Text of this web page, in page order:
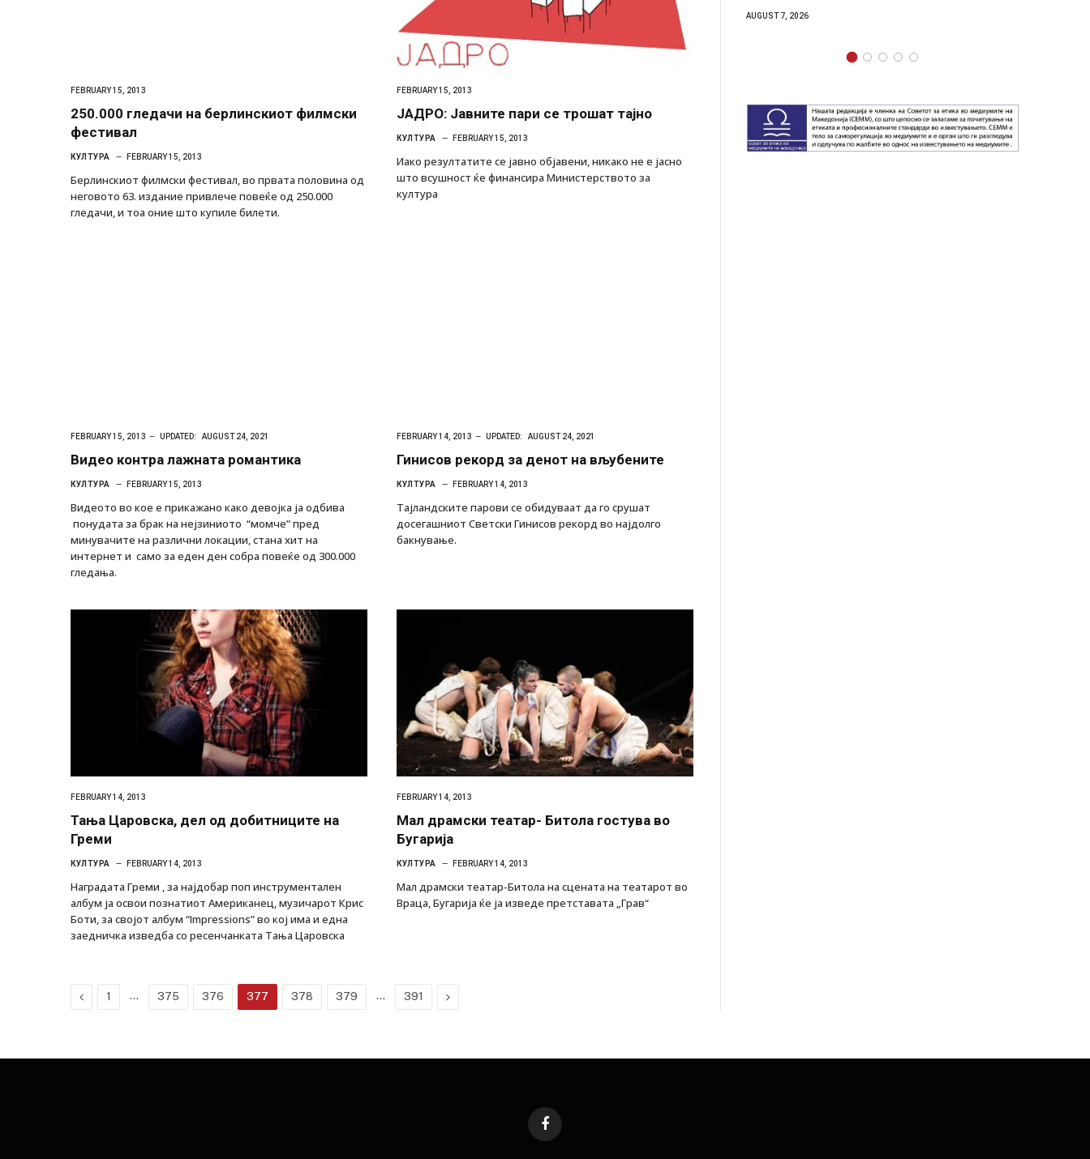
FEBRUARY 15, 2013
250.000 гледачи на берлинскиот филмски
фестивал
КУЛТУРА FEBRUARY 15, 2013
Берлинскиoт филмски фестивал, во првата половина од
неговото 63. издание привлече повеќе од 250.000
гледачи, и тоа оние што купиле билети.
FEBRUARY 15, 2013
ЈАДРО: Јавните пари се трошат тајно
КУЛТУРА FEBRUARY 15, 2013
Иако резултатите се јавно објавени, никако не е јасно
што всушност ќе финансира Министерството за
култура
FEBRUARY 15, 2013 UPDATED: AUGUST 24, 2021
Видео контра лажната романтика
КУЛТУРА FEBRUARY 15, 2013
Видеото во кое е прикажано како девојка ја одбива
понудата за брак на нејзиниото “момче” пред
минувачите на различни локации, стана хит на
интернет и само за еден ден собра повеќе од 300.000
гледања.
FEBRUARY 14, 2013 UPDATED: AUGUST 24, 2021
Гинисов рекорд за денот на вљубените
КУЛТУРА FEBRUARY 14, 2013
Тајландските парови се обидуваат да го срушат
досегашниот Светски Гинисов рекорд во најдолго
бакнување.
FEBRUARY 14, 2013
Тања Царовска, дел од добитниците на
Греми
КУЛТУРА FEBRUARY 14, 2013
Наградата Греми , за најдобар поп инструментален
албум ја освои познатиот Американец, музичарот Крис
Боти, за својот албум “Impressions” во кој има и една
заедничка изведба со ресенчанката Тања Царовска
FEBRUARY 14, 2013
Мал драмски театар- Битола гостува во
Бугарија
КУЛТУРА FEBRUARY 14, 2013
Мал драмски театар-Битола на сцената на театарот во
Враца, Бугарија ќе ја изведе претставата „Грав“
Previous
1 … 375 376 377 378 379 … 391 Next
AUGUST 7, 2026
Facebook